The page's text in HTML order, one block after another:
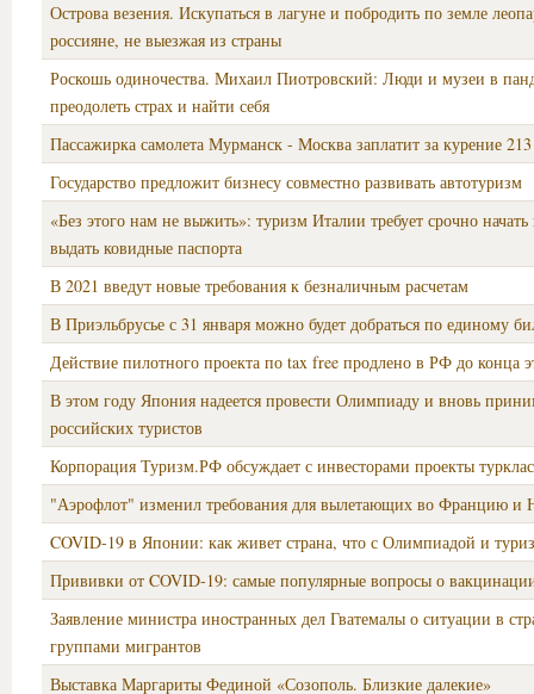
Острова везения. Искупаться в лагуне и побродить по земле
россияне, не выезжая из страны
Роскошь одиночества. Михаил Пиотровский: Люди и музеи в
преодолеть страх и найти себя
Пассажирка самолета Мурманск - Москва заплатит за курение
Государство предложит бизнесу совместно развивать автотуризм
«Без этого нам не выжить»: туризм Италии требует срочно
выдать ковидные паспорта
В 2021 введут новые требования к безналичным расчетам
В Приэльбрусье с 31 января можно будет добраться по единому
Действие пилотного проекта по tax free продлено в РФ до конца
В этом году Япония надеется провести Олимпиаду и вновь
российских туристов
Корпорация Туризм.РФ обсуждает с инвесторами проекты
"Аэрофлот" изменил требования для вылетающих во Францию и
COVID-19 в Японии: как живет страна, что с Олимпиадой и
Прививки от COVID-19: самые популярные вопросы о
Заявление министра иностранных дел Гватемалы о ситуации в
группами мигрантов
Выставка Маргариты Фединой «Созополь. Близкие далекие»